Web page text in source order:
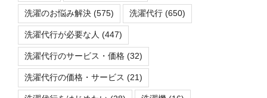
洗濯のお悩み解決 (575) 洗濯代行 (650)
洗濯代行が必要な人 (447)
洗濯代行のサービス・価格 (32)
洗濯代行の価格・サービス (21)